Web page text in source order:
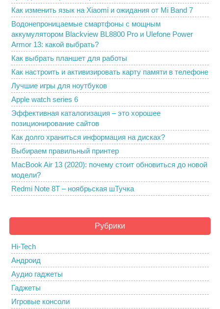
Как изменить язык на Xiaomi и ожидания от Mi Band 7
Водонепроницаемые смартфоны с мощным
аккумулятором Blackview BL8800 Pro и Ulefone Power
Armor 13: какой выбрать?
Как выбрать планшет для работы
Как настроить и активизировать карту памяти в телефоне
Лучшие игры для ноутбуков
Apple watch series 6
Эффективная каталогизация – это хорошее
позиционирование сайтов
Как долго храниться информация на дисках?
Выбираем правильный принтер
MacBook Air 13 (2020): почему стоит обновиться до новой
модели?
Redmi Note 8T – ноябрьская шТучка
Рубрики
Hi-Tech
Андроид
Аудио гаджеты
Гаджеты
Игровые консоли